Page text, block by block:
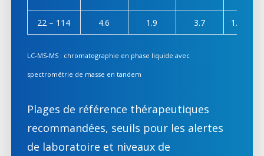
22 – 114 4.6 1.9 3.7 1.038
LC-MS-MS : chromatographie en phase liquide avec
spectrométrie de masse en tandem
Plages de référence thérapeutiques
recommandées, seuils pour les alertes
de laboratoire et niveaux de